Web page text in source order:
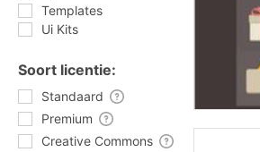
Templates
Ui Kits
Soort licentie:
Standaard
Premium
Creative Commons